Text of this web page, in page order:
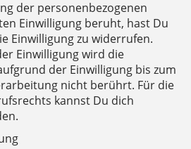
der personenbezogenen
Einwilligung beruht, hast Du
Einwilligung zu widerrufen.
Einwilligung wird die
der Einwilligung bis zum
nicht berührt. Für die
kannst Du dich